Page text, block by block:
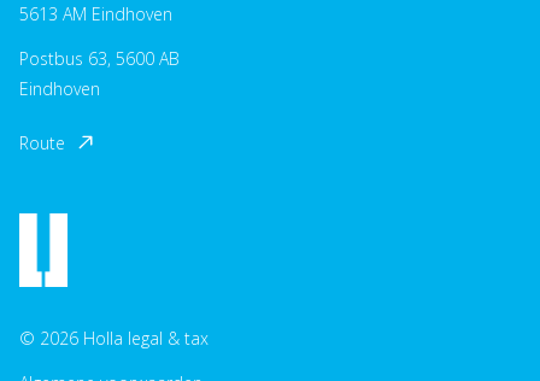
5613 AM Eindhoven
Postbus 63, 5600 AB
Eindhoven
Route
© 2026 Holla legal & tax